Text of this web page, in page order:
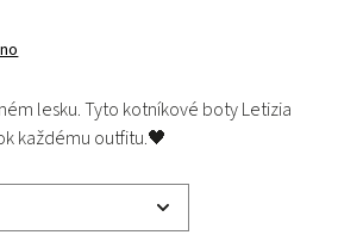
lesku. Tyto kotníkové boty Letizia
každému outfitu.🖤